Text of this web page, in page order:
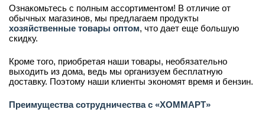
Ознакомьтесь с полным ассортиментом! В отличие от
обычных магазинов, мы предлагаем продукты
хозяйственные товары оптом, что дает еще большую
скидку.
Кроме того, приобретая наши товары, необязательно
выходить из дома, ведь мы организуем бесплатную
доставку. Поэтому наши клиенты экономят время и бензин.
Преимущества сотрудничества с «ХОММАРТ»